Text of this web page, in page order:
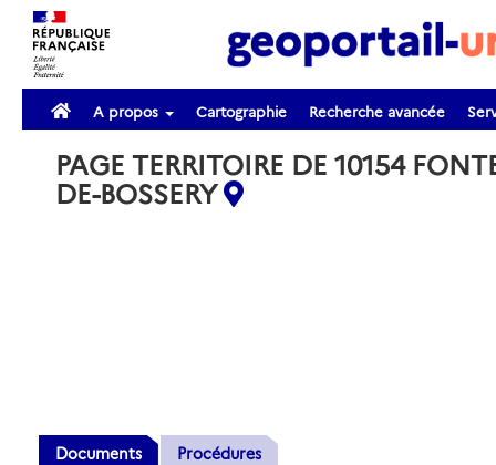
A propos Cartographie Recherche avancée
PAGE TERRITOIRE DE 10154
DE-BOSSERY
Documents Procédures